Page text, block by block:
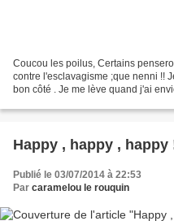
Coucou les poilus, Certains
contre l'esclavagisme ;que nenni !!
bon côté . Je me lève quand j'ai
Happy , happy , happy
Publié le 03/07/2014 à 22:53
Par caramelou le rouquin